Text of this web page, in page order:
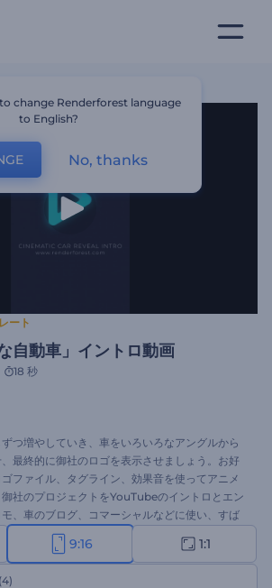
ート
自動車」イントロ動画
18 秒
つ増やしていき、車をいろいろなアングルから
最終的に御社のロゴを表示させましょう。お好
ファイル、タグライン、効果音を使ってアニメ
社のプロジェクトをYouTubeのイントロとエン
、車のブログ、コマーシャルなどに使い、すば
すぐに作りましょう！
9:16 1:1
(4)
change Renderforest language
to English?
No, thanks